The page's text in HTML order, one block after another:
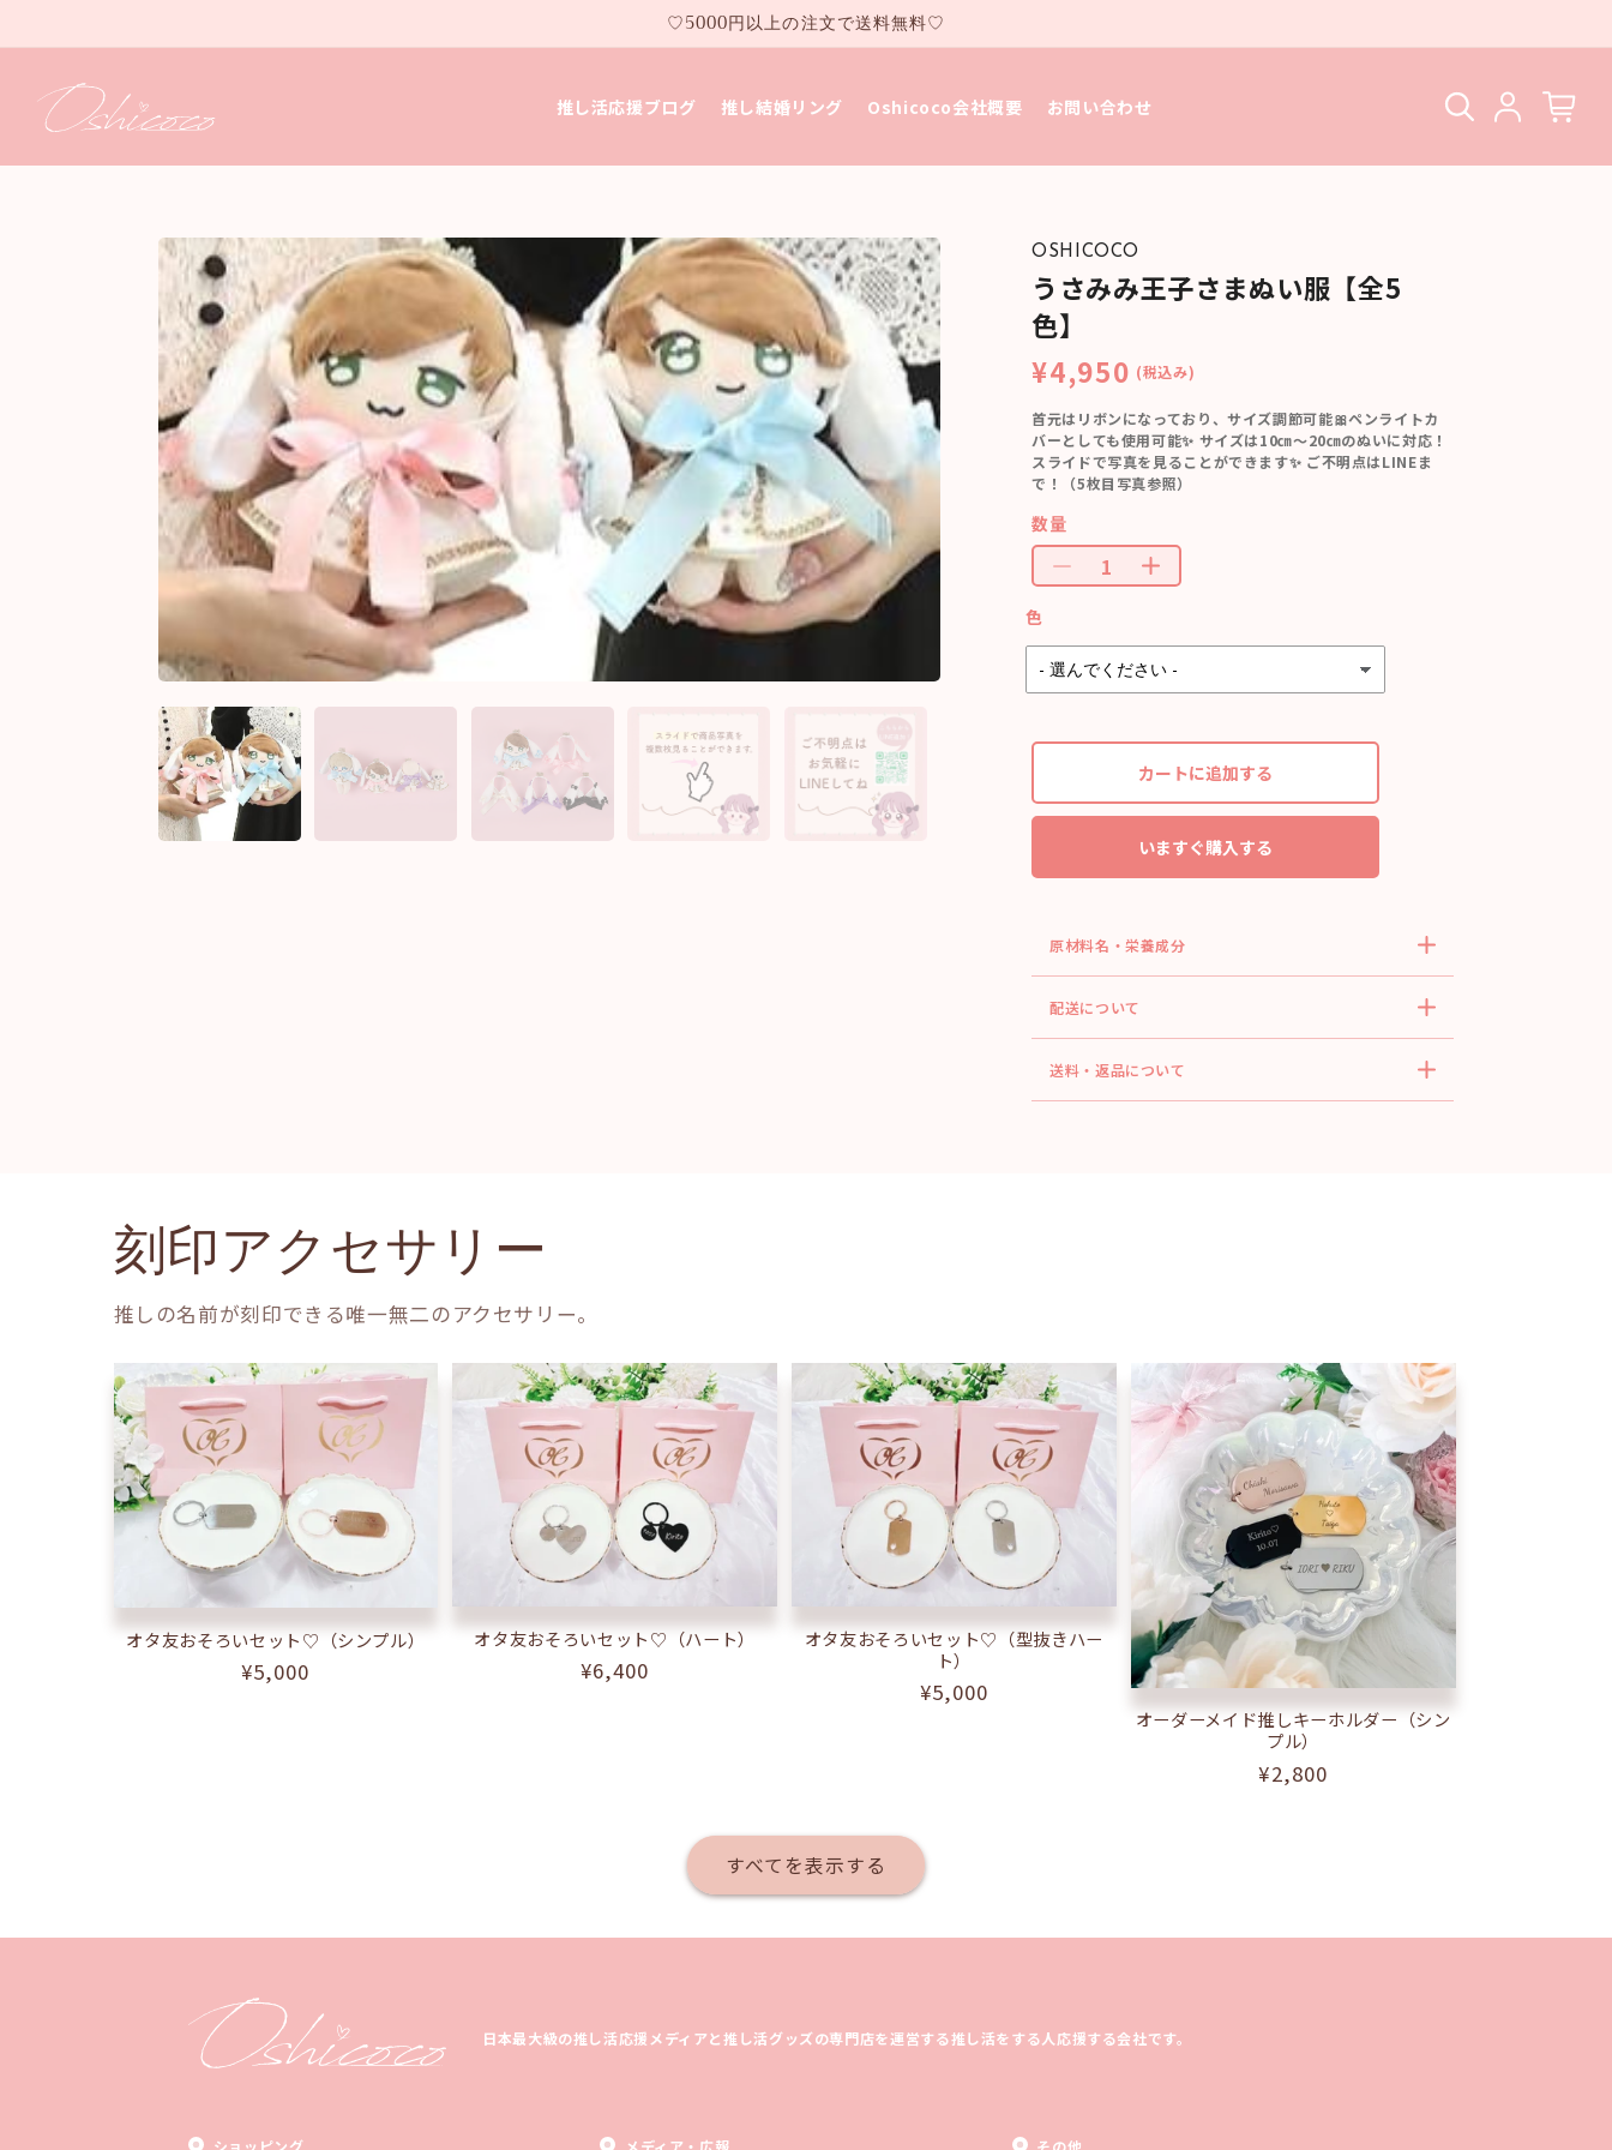
進む
♡5000円以上の注文で送料無料♡
推し活応援ブログ 推し結婚リング Oshicoco会社概要 お問い合わせ
OSHICOCO
うさみみ王子さまぬい服【全5
色】
¥4,950 (税込み)
首元はリボンになっており、サイズ調節可能🎀ペンライトカ
バーとしても使用可能✨ サイズは10㎝～20㎝のぬいに対応！
スライドで写真を見ることができます✨ ご不明点はLINEま
で！（5枚目写真参照）
数量
色
カートに追加する
いますぐ購入する
原材料名・栄養成分
配送について
送料・返品について
刻印アクセサリー
推しの名前が刻印できる唯一無二のアクセサリー。
オタ友おそろいセット♡（シンプル）
通
¥5,000
オタ友おそろいセット♡（ハート）
通
¥6,400
オタ友おそろいセット♡（型抜きハー
ト）
通
¥5,000
オーダーメイド推しキーホルダー（シン
プル）
通
¥2,800
すべてを表示する
日本最大級の推し活応援メディアと推し活グッズの専門店を運営する推し活をする人応援する会社です。